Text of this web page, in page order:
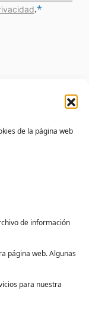
de la página web
de información
página web. Algunas
para nuestra
.*